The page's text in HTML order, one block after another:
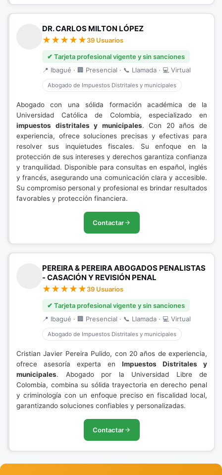
DR. CARLOS MILTON LÓPEZ
39 Usuarios
✔ Tarjeta profesional vigente y sin sanciones
📍 Ibagué · 🏢 Presencial · 📞 Llamada · 💻 Virtual
Abogado de Impuestos Distritales y municipales
Abogado con una sólida formación académica de la
Universidad Católica de Colombia, especializado en
impuestos distritales y municipales. Con 20 años de
experiencia, ofrece soluciones precisas y efectivas para
resolver sus inquietudes fiscales. Su enfoque en la
protección de sus intereses y derechos garantiza confianza
y tranquilidad. Disponible para consultas en español, inglés
y francés, asegurando una comunicación clara y accesible.
Su compromiso personal y profesional es brindar resultados
favorables y protección financiera.
Contactar
PEREIRA & PEREIRA ABOGADOS PENALISTAS
- CASACIÓN Y REVISIÓN PENAL
39 Usuarios
✔ Tarjeta profesional vigente y sin sanciones
📍 Ibagué · 🏢 Presencial · 📞 Llamada · 💻 Virtual
Abogado de Impuestos Distritales y municipales
Cristian Javier Pereira Pulido, con 20 años de experiencia,
ofrece asesoría experta en Impuestos Distritales y
municipales. Abogado por la Universidad Libre de
Colombia, combina su sólida trayectoria en derecho penal
y criminología con un enfoque preciso en fiscalidad local,
garantizando soluciones confiables y personalizadas.
Contactar